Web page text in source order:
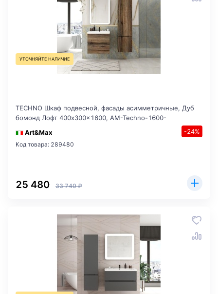
УТОЧНЯЙТЕ НАЛИЧИЕ
TECHNO Шкаф подвесной, фасады асимметричные, Дуб
бомонд Лофт 400x300x1600, AM-Techno-1600-
Art&Max
-24%
Код товара: 289480
25 480 33 740 ₽